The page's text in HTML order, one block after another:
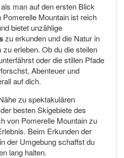
man auf den ersten Blick
Mountain ist reich
bietet unzählige
zu erkunden und die Natur in
erleben. Ob du die steilen
oder die stillen Pfade
Abenteuer und
auf dich.
zu spektakulären
besten Skigebiete des
von Pomerelle Mountain zu
Beim Erkunden der
der Umgebung schaffst du
lang halten.